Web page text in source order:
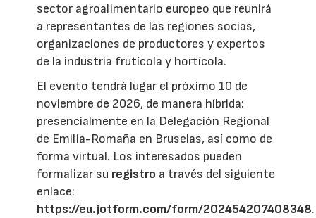
sector agroalimentario europeo que reunirá
a representantes de las regiones socias,
organizaciones de productores y expertos
de la industria frutícola y hortícola.
El evento tendrá lugar el próximo 10 de
noviembre de 2026, de manera híbrida:
presencialmente en la Delegación Regional
de Emilia-Romaña en Bruselas, así como de
forma virtual. Los interesados pueden
formalizar su registro a través del siguiente
enlace:
https://eu.jotform.com/form/202454207408348.